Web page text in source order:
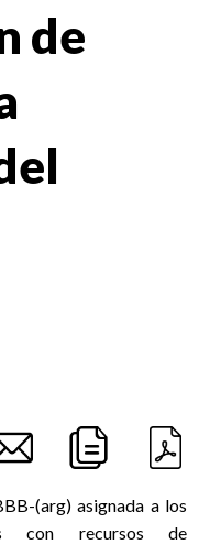
de
(arg) asignada a los
con recursos de